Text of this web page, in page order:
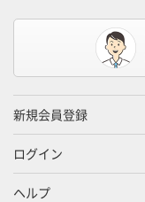
新規会員登録
ログイン
ヘルプ